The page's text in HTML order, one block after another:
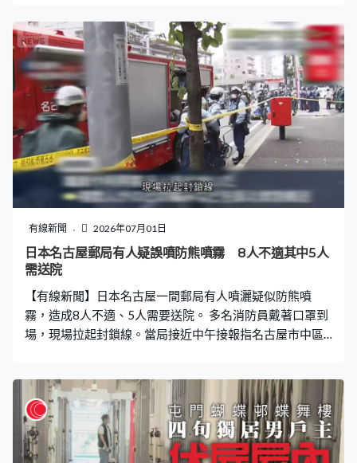
有線新聞 2026年07月01日
日本名古屋郵局有人疑誤噴防熊噴霧 8人不適其中5人
需送院
【有線新聞】日本名古屋一間郵局有人噴灑疑似防熊噴
霧，造成8人不適、5人需要送院。 多名消防員戴著口罩到
場，現場拉起封鎖線。當局接近中午接報指名古屋市中區
問話，初步調查指他在郵局內誤噴隨身攜帶的防熊噴霧。